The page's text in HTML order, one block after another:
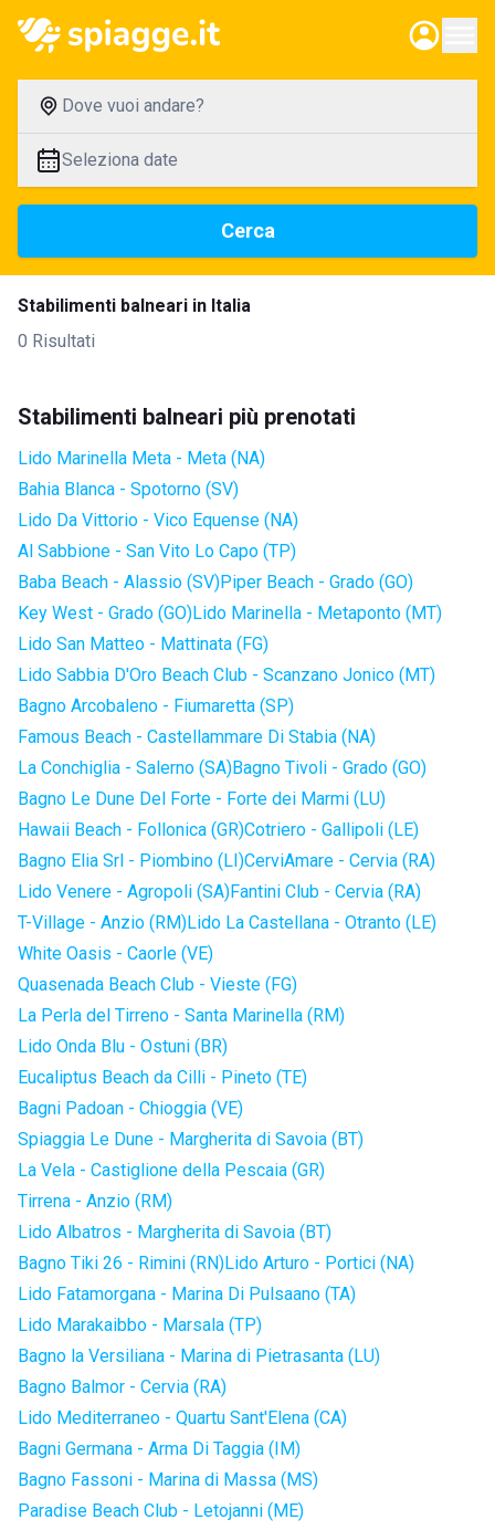
Dove vuoi andare?
Seleziona date
Cerca
Stabilimenti balneari in Italia
0 Risultati
Stabilimenti balneari più prenotati
Lido Marinella Meta - Meta (NA)
Bahia Blanca - Spotorno (SV)
Lido Da Vittorio - Vico Equense (NA)
Al Sabbione - San Vito Lo Capo (TP)
Baba Beach - Alassio (SV)Piper Beach - Grado (GO)
Key West - Grado (GO)Lido Marinella - Metaponto (MT)
Lido San Matteo - Mattinata (FG)
Lido Sabbia D'Oro Beach Club - Scanzano Jonico (MT)
Bagno Arcobaleno - Fiumaretta (SP)
Famous Beach - Castellammare Di Stabia (NA)
La Conchiglia - Salerno (SA)Bagno Tivoli - Grado (GO)
Bagno Le Dune Del Forte - Forte dei Marmi (LU)
Hawaii Beach - Follonica (GR)Cotriero - Gallipoli (LE)
Bagno Elia Srl - Piombino (LI)CerviAmare - Cervia (RA)
Lido Venere - Agropoli (SA)Fantini Club - Cervia (RA)
T-Village - Anzio (RM)Lido La Castellana - Otranto (LE)
White Oasis - Caorle (VE)
Quasenada Beach Club - Vieste (FG)
La Perla del Tirreno - Santa Marinella (RM)
Lido Onda Blu - Ostuni (BR)
Eucaliptus Beach da Cilli - Pineto (TE)
Bagni Padoan - Chioggia (VE)
Spiaggia Le Dune - Margherita di Savoia (BT)
La Vela - Castiglione della Pescaia (GR)
Tirrena - Anzio (RM)
Lido Albatros - Margherita di Savoia (BT)
Bagno Tiki 26 - Rimini (RN)Lido Arturo - Portici (NA)
Lido Fatamorgana - Marina Di Pulsaano (TA)
Lido Marakaibbo - Marsala (TP)
Bagno la Versiliana - Marina di Pietrasanta (LU)
Bagno Balmor - Cervia (RA)
Lido Mediterraneo - Quartu Sant'Elena (CA)
Bagni Germana - Arma Di Taggia (IM)
Bagno Fassoni - Marina di Massa (MS)
Paradise Beach Club - Letojanni (ME)